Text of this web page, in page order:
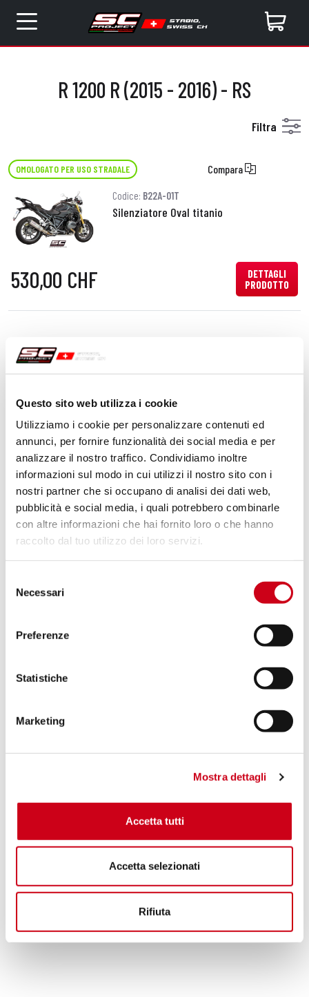
Questo sito web utilizza i cookie
Utilizziamo i cookie per personalizzare contenuti ed
annunci, per fornire funzionalità dei social media e per
analizzare il nostro traffico. Condividiamo inoltre
informazioni sul modo in cui utilizzi il nostro sito con i
nostri partner che si occupano di analisi dei dati web,
pubblicità e social media, i quali potrebbero combinarle
con altre informazioni che hai fornito loro o che hanno
raccolto dal tuo utilizzo dei loro servizi.
delNecessari
Preferenze
Statistiche
Marketing
Mostra dettagli
Accetta tutti
Accetta selezionati
Rifiuta
R 1200 R (2015 - 2016) - RS
Filtra
OMOLOGATO PER USO STRADALE Compara
Codice: B22A-01T
Silenziatore Oval titanio
530,00 CHF
DETTAGLI
PRODOTTO